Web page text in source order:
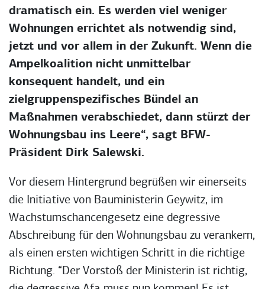
dramatisch ein. Es werden viel weniger
Wohnungen errichtet als notwendig sind,
jetzt und vor allem in der Zukunft. Wenn die
Ampelkoalition nicht unmittelbar
konsequent handelt, und ein
zielgruppenspezifisches Bündel an
Maßnahmen verabschiedet, dann stürzt der
Wohnungsbau ins Leere“, sagt BFW-
Präsident Dirk Salewski.
Vor diesem Hintergrund begrüßen wir einerseits
die Initiative von Bauministerin Geywitz, im
Wachstumschancengesetz eine degressive
Abschreibung für den Wohnungsbau zu verankern,
als einen ersten wichtigen Schritt in die richtige
Richtung. “Der Vorstoß der Ministerin ist richtig,